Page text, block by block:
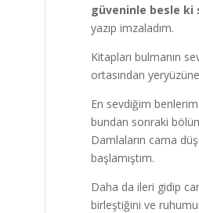
güveninle besle ki
yazıp imzaladım.
Kitapları bulmanın
ortasından
En sevdiğim
bundan sonraki
Damlaların cama
başlamıştım.
Daha da ileri gidip
birleştiğini ve